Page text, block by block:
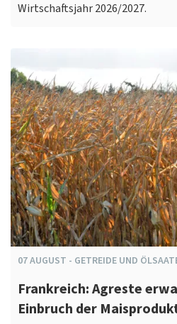
Wirtschaftsjahr 2026/2027.
07AUGUST - GETREIDE UND
Frankreich: Agreste
Einbruch der